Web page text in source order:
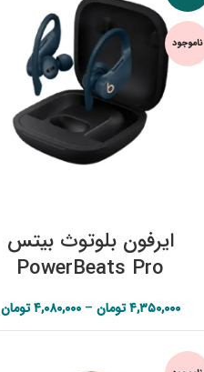
ناموجود
ایرفون بلوتوث بیتس
PowerBeats Pro
۴,۳۵۰,۰۰۰تومان – ۴,۰۸۰,۰۰۰تومان